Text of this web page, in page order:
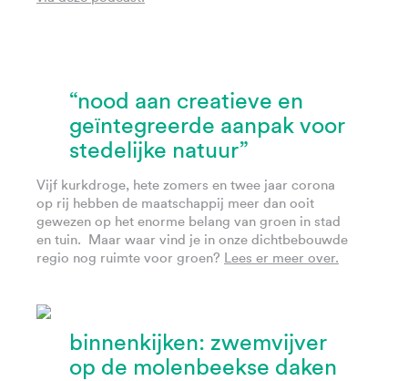
“nood aan creatieve en
geïntegreerde aanpak voor
stedelijke natuur”
Vijf kurkdroge, hete zomers en twee jaar corona
op rij hebben de maatschappij meer dan ooit
gewezen op het enorme belang van groen in stad
en tuin. Maar waar vind je in onze dichtbebouwde
regio nog ruimte voor groen? Lees er meer over.
binnenkijken: zwemvijver
op de molenbeekse daken